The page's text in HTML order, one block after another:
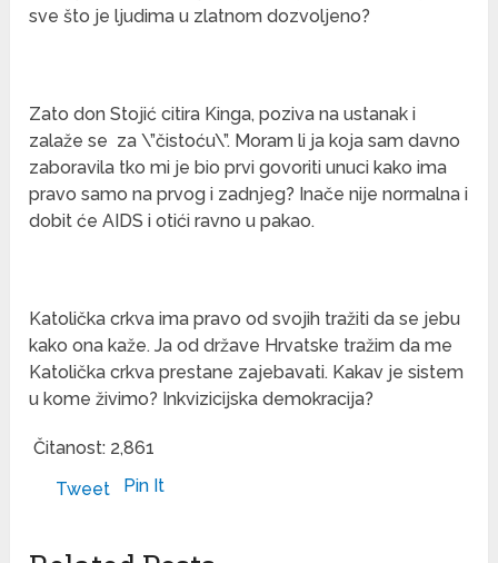
sve što je ljudima u zlatnom dozvoljeno?
Zato don Stojić citira Kinga, poziva na ustanak i
zalaže se za \”čistoću\”. Moram li ja koja sam davno
zaboravila tko mi je bio prvi govoriti unuci kako ima
pravo samo na prvog i zadnjeg? Inače nije normalna i
dobit će AIDS i otići ravno u pakao.
Katolička crkva ima pravo od svojih tražiti da se jebu
kako ona kaže. Ja od države Hrvatske tražim da me
Katolička crkva prestane zajebavati. Kakav je sistem
u kome živimo? Inkvizicijska demokracija?
Čitanost: 2,861
Tweet
Pin It